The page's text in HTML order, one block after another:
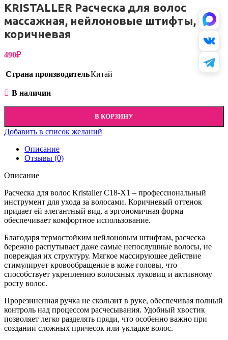
KRISTALLER Расческа для волос
массажная, нейлоновые штифты,
коричневая
490₽
Страна производительКитай
В наличии
В КОРЗИНУ
Добавить в список желаний
Описание
Отзывы (0)
Описание
Расческа для волос Kristaller C18-X1 – профессиональный
инструмент для ухода за волосами. Коричневый оттенок
придает ей элегантный вид, а эргономичная форма
обеспечивает комфортное использование.
Благодаря термостойким нейлоновым штифтам, расческа
бережно распутывает даже самые непослушные волосы, не
повреждая их структуру. Мягкое массирующее действие
стимулирует кровообращение в коже головы, что
способствует укреплению волосяных луковиц и активному
росту волос.
Прорезиненная ручка не скользит в руке, обеспечивая полный
контроль над процессом расчесывания. Удобный хвостик
позволяет легко разделять пряди, что особенно важно при
создании сложных причесок или укладке волос.